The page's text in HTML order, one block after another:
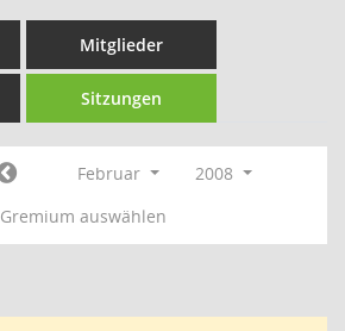
Mitglieder
Sitzungen
Februar
2008
Gremium auswählen